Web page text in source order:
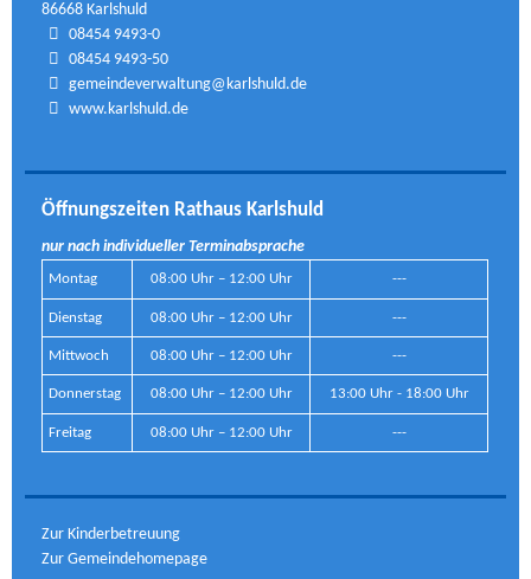
86668 Karlshuld
08454 9493-0
08454 9493-50
gemeindeverwaltung@karlshuld.de
www.karlshuld.de
Öffnungszeiten Rathaus Karlshuld
nur nach individueller Terminabsprache
Montag 08:00 Uhr – 12:00 Uhr ---
Dienstag 08:00 Uhr – 12:00 Uhr ---
Mittwoch 08:00 Uhr – 12:00 Uhr ---
Donnerstag 08:00 Uhr – 12:00 Uhr 13:00 Uhr - 18:00 Uhr
Freitag 08:00 Uhr – 12:00 Uhr ---
Zur Kinderbetreuung
Zur Gemeindehomepage